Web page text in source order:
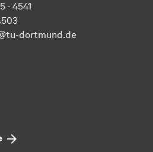
- 4541
dortmund.de